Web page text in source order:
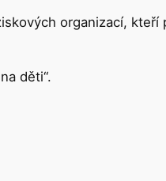
organizací,
děti“.